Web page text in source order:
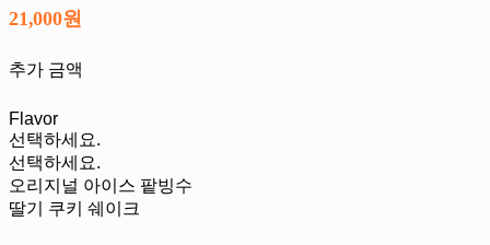
21,000원
추가 금액
Flavor
선택하세요.
선택하세요.
오리지널 아이스 팥빙수
딸기 쿠키 쉐이크